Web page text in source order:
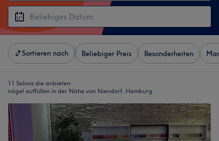
Sortieren nach Beliebiger Preis Besonderheiten
11 Salons die anbieten:
nägel auffüllen in der Nähe von Niendorf, Hamburg